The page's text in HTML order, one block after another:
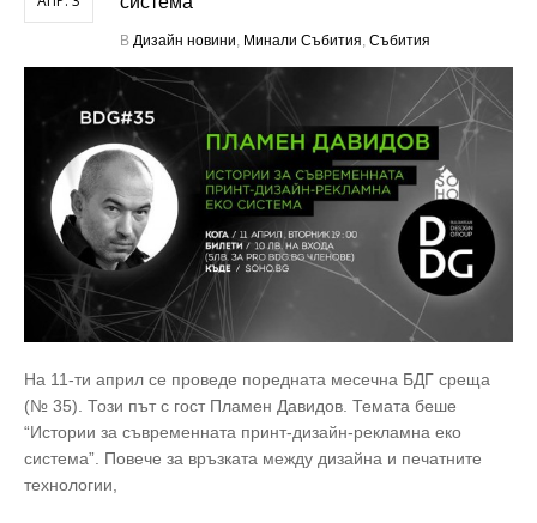
В Дизайн новини, Минали Събития, Събития
На 11-ти април се проведе поредната месечна БДГ среща
(№ 35). Този път с гост Пламен Давидов. Темата беше
“Истории за съвременната принт-дизайн-рекламна еко
система”. Повече за връзката между дизайна и печатните
технологии,